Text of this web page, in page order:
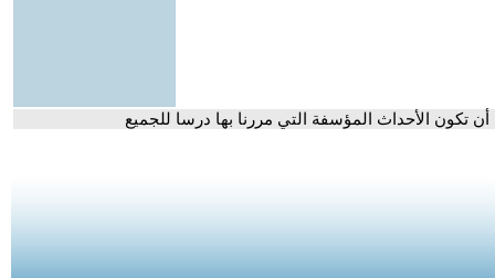
تكون الأحداث المؤسفة التي مررنا بها درسا للجميع